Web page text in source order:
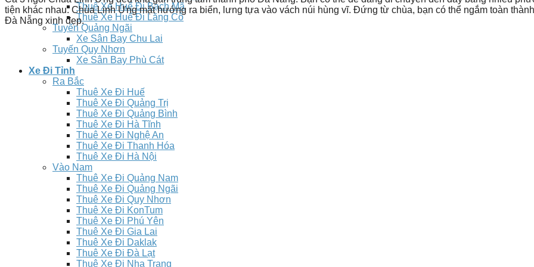
Thuê Xe Huế Đi Bạch Mã
Thuê Xe Huế Đi Lăng Cô
Tuyến Quảng Ngãi
Xe Sân Bay Chu Lai
Tuyến Quy Nhơn
Xe Sân Bay Phù Cát
Xe Đi Tỉnh
Ra Bắc
Thuê Xe Đi Huế
Thuê Xe Đi Quảng Trị
Thuê Xe Đi Quảng Bình
Thuê Xe Đi Hà Tĩnh
Thuê Xe Đi Nghệ An
Thuê Xe Đi Thanh Hóa
Thuê Xe Đi Hà Nội
Vào Nam
Thuê Xe Đi Quảng Nam
Thuê Xe Đi Quảng Ngãi
Thuê Xe Đi Quy Nhơn
Thuê Xe Đi KonTum
Thuê Xe Đi Phú Yên
Thuê Xe Đi Gia Lai
Thuê Xe Đi Daklak
Thuê Xe Đi Đà Lạt
Thuê Xe Đi Nha Trang
tiện khác nhau. Chùa Linh Ứng mặt hướng ra biển, lưng tựa vào vách núi hùng vĩ. Đứng từ chùa, bạn có thể ngắm toàn
Đà Nẵng xinh đẹp.